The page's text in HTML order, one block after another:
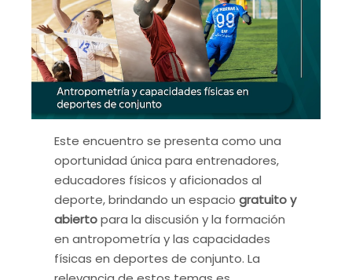
Este encuentro se presenta como una
oportunidad única para entrenadores,
educadores físicos y aficionados al
deporte, brindando un espaciogratuito y
abiertopara la discusión y la formación
en antropometría y las capacidades
físicas en deportes de conjunto. La